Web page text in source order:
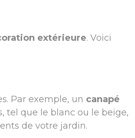
extérieure. Voici
Par exemple, un canapé
tel que le blanc ou le beige,
de votre jardin.